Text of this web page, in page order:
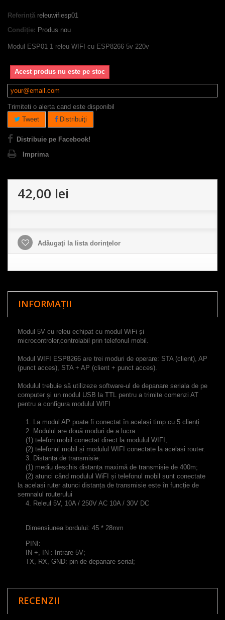
Referință releuwifiesp01
Condiție: Produs nou
Modul ESP01 1 releu WIFI cu ESP8266 5v 220v
Acest produs nu este pe stoc
Trimiteti o alerta cand este disponibil
Tweet
Distribuiţi
Distribuie pe Facebook!
Imprima
42,00 lei
Adăugaţi la lista dorinţelor
INFORMAȚII
Modul 5V cu releu echipat cu modul WiFi și
microcontroler,controlabil prin telefonul mobil.
Modul WIFI ESP8266 are trei moduri de operare: STA (client), AP
(punct acces), STA + AP (client + punct acces).
Modulul trebuie să utilizeze software-ul de depanare seriala de pe
computer și un modul USB la TTL pentru a trimite comenzi AT
pentru a configura modulul WIFI
1. La modul AP poate fi conectat în același timp cu 5 clienți
2. Modulul are două moduri de a lucra :
(1) telefon mobil conectat direct la modulul WIFI;
(2) telefonul mobil și modulul WIFI conectate la acelasi router.
3. Distanța de transmisie:
(1) mediu deschis distanța maximă de transmisie de 400m;
(2) atunci când modulul WiFI și telefonul mobil sunt conectate
la acelasi ruter atunci distanța de transmisie este în funcție de
semnalul routerului
4. Releul 5V, 10A / 250V AC 10A / 30V DC
Dimensiunea bordului: 45 * 28mm
PINI :
IN +, IN-: Intrare 5V;
TX, RX, GND: pin de depanare serial;
RECENZII